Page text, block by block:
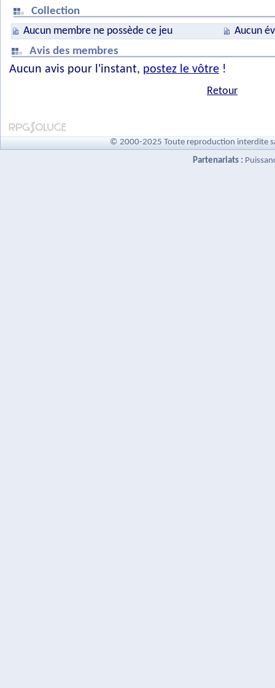
Collection
Aucun membre ne possède ce jeu
Aucun
Avis des membres
Aucun avis pour l'instant, postez le vôtre !
Retour
© 2000-2025 Toute reproduction interdite
Partenariats :